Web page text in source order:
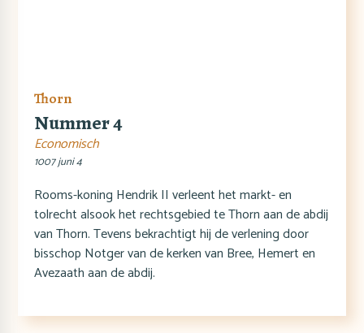
Thorn
Nummer 4
Economisch
1007 juni 4
Rooms-koning Hendrik II verleent het markt- en
tolrecht alsook het rechtsgebied te Thorn aan de abdij
van Thorn. Tevens bekrachtigt hij de verlening door
bisschop Notger van de kerken van Bree, Hemert en
Avezaath aan de abdij.